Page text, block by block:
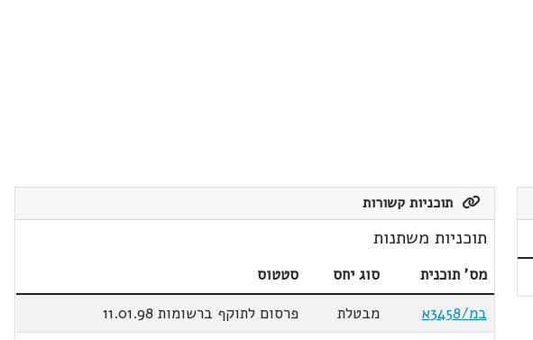
תוכניות קשורות
תוכניות משתנות
מס' תוכנית סוג יחס
סטטוס
במ/3458א
מבטלת
פרסום לתוקף ברשומות 11.01.98